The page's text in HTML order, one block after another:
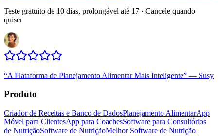
Teste gratuito de 10 dias, prolongável até 17 · Cancele quando
quiser
“A Plataforma de Planejamento Alimentar Mais Inteligente” — Susy
Produto
Criador de Receitas e Banco de DadosPlanejamento AlimentarApp
Móvel para ClientesApp para CoachesSoftware para Consultórios
de NutriçãoSoftware de NutriçãoMelhor Software de Nutrição